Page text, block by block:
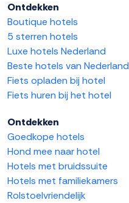
Ontdekken
Boutique hotels
5 sterren hotels
Luxe hotels Nederland
Beste hotels van Nederland
Fiets opladen bij hotel
Fiets huren bij het hotel
Ontdekken
Goedkope hotels
Hond mee naar hotel
Hotels met bruidssuite
Hotels met familiekamers
Rolstoelvriendelijk